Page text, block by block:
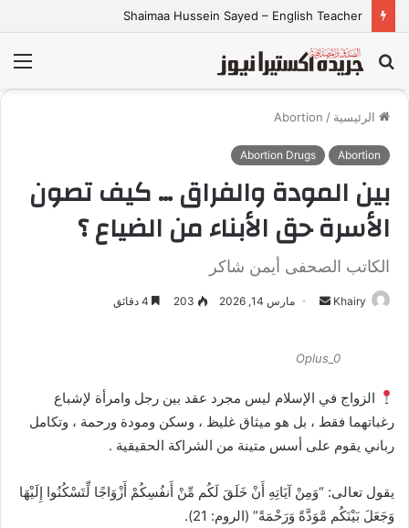
شركة A.M Natural Cosmetics
بحث
عن
الرئيسية /
Abortion
Abortion
Abortion Drugs
بين المودة والفراق … كيف تصون
الأسرة حق الأبناء من الضياع ؟
الكاتب الصحفى أيمن شاكر
Khairy
ل
د
إ
ل
مارس 14, 2026 203
Oplus_0
الزواج في الإسلام ليس مجرد عقد بين رجل وامرأة لإشباع
رغباتهما فقط ، بل هو ميثاق غليظ ، وسكن ومودة ورحمة ، وتكامل
رباني يقوم على أسس متينة من الشراكة الحقيقية .
يقول تعالى: “وَمِنْ آيَاتِهِ أَنْ خَلَقَ لَكُم مِّنْ أَنفُسِكُمْ أَزْوَاجًا لِّتَسْكُنُوا إِلَيْهَا
وَجَعَلَ بَيْنَكُم مَّوَدَّةً وَرَحْمَةً” (الروم: 21).